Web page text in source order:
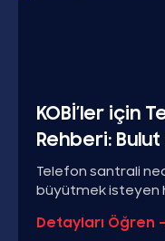
KOBİ’ler için
Rehberi:
Telefon santrali
büyütmek isteyen
Detayları Öğren